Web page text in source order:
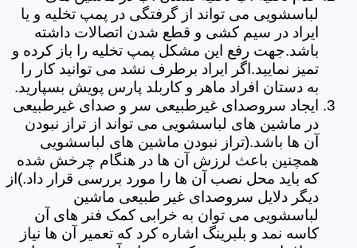
لباسشویی می تواند از گرفتگی در پمپ تخلیه و یا
ایراد در سیم کشی و قطع شدن اتصالات داشته
باشد.جهت رفع این مشکل پمپ تخلیه را باز کرده و
تمیز نمایید.اگر ایراد برطرف نشد می توانید کار را
به دستان افراد ماهر و کاربلد پارس پویش بسپارید.
ایجاد سروصدای غیرطبیعی سر و صدای غیرطبیعی
در ماشین های لباسشویی می تواند از تراز نبودن
آن ها باشد.(تراز نبودن ماشین های لباسشویی
همچنین باعث لرزش آن ها در هنگام چرخش شده
که باید محل نصب آن ها را مورد بررسی قرار داد.)از
دیگر دلایل سروصدای غیر طبیعی ماشین
لباسشویی می توان به خرابی کمک فنر های آن
کاسه نمد و بلبرینگ اشاره کرد که تعمیر آن ها نیاز